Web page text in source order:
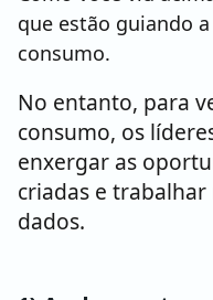
que estão guiando
consumo.
No entanto, para
consumo, os
enxergar as
criadas e
dados.